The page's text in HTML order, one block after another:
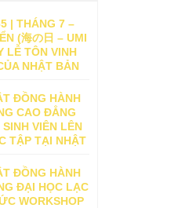
| THÁNG 7 –
(海の日 – UMI
LỄ TÔN VINH
NHẬT BẢN
ĐỒNG HÀNH
CAO ĐẲNG
VIÊN LÊN
TẬP TẠI NHẬT
ĐỒNG HÀNH
ĐẠI HỌC LẠC
WORKSHOP